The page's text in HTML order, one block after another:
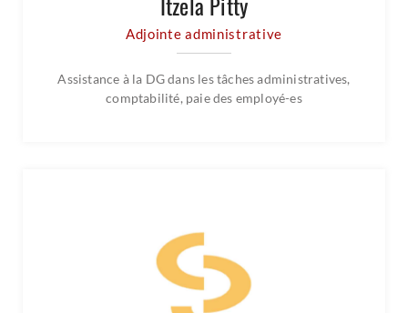
Adjointe administrative
Assistance à la DG dans les tâches administratives,
comptabilité, paie des employé-es